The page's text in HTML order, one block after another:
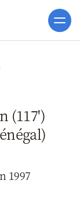
ACP
à
pro
(117')
1997